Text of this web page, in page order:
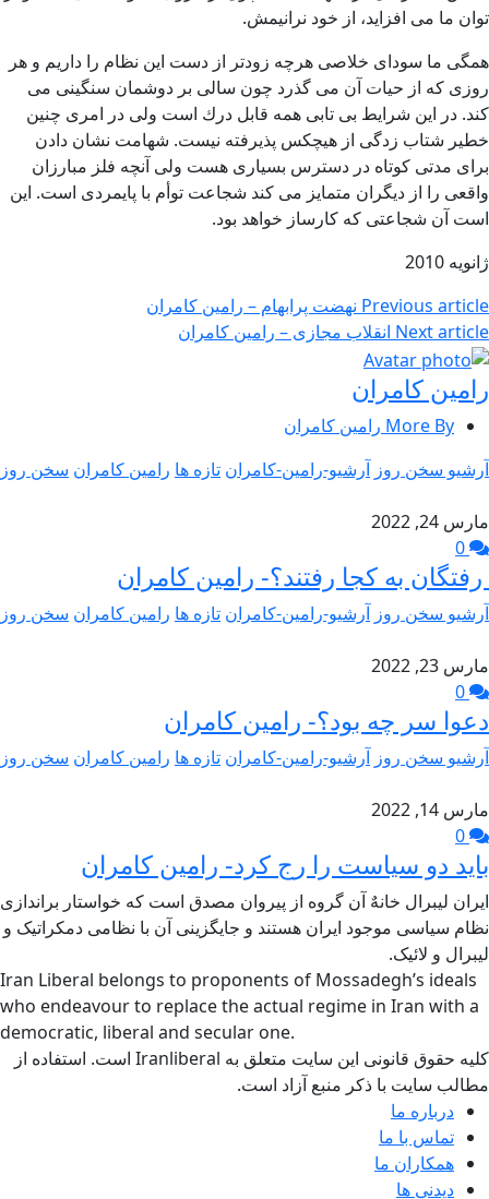
توان ما می افزاید، از خود نرانیمش.
همگی ما سودای خلاصی هرچه زودتر از دست این نظام را داریم و هر
روزی كه از حیات آن می گذرد چون سالی بر دوشمان سنگینی می
كند. در این شرایط بی تابی همه قابل درك است ولی در امری چنین
خطیر شتاب زدگی از هیچكس پذیرفته نیست. شهامت نشان دادن
برای مدتی كوتاه در دسترس بسیاری هست ولی آنچه فلز مبارزان
واقعی را از دیگران متمایز می كند شجاعت توأم با پایمردی است. این
است آن شجاعتی که کارساز خواهد بود.
ژانویه 2010
Previous article نهضت پرابهام – رامین كامران
Next article انقلاب مجازی – رامین کامران
رامین کامران
More By رامین کامران
آرشیو سخن روز آرشیو-رامین-کامران تازه ها رامین کامران سخن روز
مارس 24, 2022
رفتگان به کجا رفتند؟- رامین کامران
آرشیو سخن روز آرشیو-رامین-کامران تازه ها رامین کامران سخن روز
مارس 23, 2022
دعوا سر چه بود؟- رامین کامران
آرشیو سخن روز آرشیو-رامین-کامران تازه ها رامین کامران سخن روز
مارس 14, 2022
باید دو سیاست را رج کرد- رامین کامران
ایران لیبرال خانهٌ آن گروه از پیروان مصدق است که خواستار براندازی
نظام سیاسی موجود ایران هستند و جایگزینی آن با نظامی دمکراتیک و
لیبرال و لائیک.
Iran Liberal belongs to proponents of Mossadegh’s ideals
who endeavour to replace the actual regime in Iran with a
democratic, liberal and secular one.
کلیه حقوق قانونی این سایت متعلق به Iranliberal است. استفاده از
مطالب سایت با ذکر منبع آزاد است.
درباره ما
تماس با ما
همکاران ما
دیدنی ها